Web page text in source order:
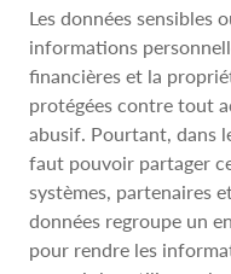
Les données sensibles
informations
financières et la
protégées contre tout
abusif. Pourtant, dans
faut pouvoir partager
systèmes, partenaires
données regroupe un
pour rendre les